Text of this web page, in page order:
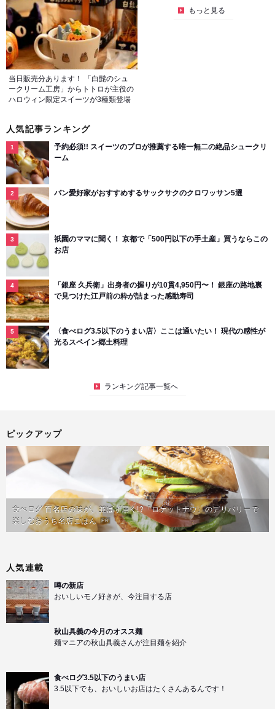
当日販売分あります！ 「白髭のシュ
ークリーム工房」からトトロが主役の
ハロウィン限定スイーツが3種類登場
もっと見る
人気記事ランキング
予約必須!! スイーツのプロが推薦する唯一無二の絶品シュークリ
ーム
パン愛好家がおすすめするサックサクのクロワッサン5選
祇園のママに聞く！ 京都で「500円以下の手土産」買うならこの
お店
「銀座 久兵衛」出身者の握りが10貫4,950円〜！ 銀座の路地裏
で見つけた江戸前の粋が詰まった感動寿司
〈食べログ3.5以下のうまい店〉ここは通いたい！ 現代の感性が
光るスペイン郷土料理
ランキング記事一覧へ
ピックアップ
食べログ 百名店の味が、並ばず届く!?「ロケットナウ」のデリバリーで
楽しむおうち名店ごはん PR
人気連載
噂の新店
おいしいモノ好きが、今注目する店
秋山具義の今月のオスス麺
麺マニアの秋山具義さんが注目麺を紹介
食べログ3.5以下のうまい店
3.5以下でも、おいしいお店はたくさんあるんです！